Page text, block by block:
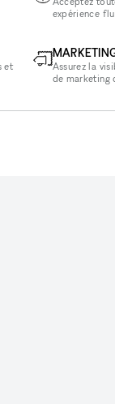
et
expérience
Assurez la
de marketing